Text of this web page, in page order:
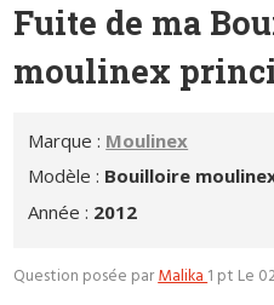
Fuite de ma
moulinex
Marque : Moulinex
Modèle : Bouilloire
Année : 2012
Question posée parMalika1 pt Le